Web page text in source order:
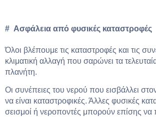
# Ασφάλεια από φυσικές καταστροφές
Όλοι βλέπουμε τις καταστροφές και τις
κλιματική αλλαγή που σαρώνει τα
πλανήτη.
Οι συνέπειες του νερού που εισβάλλει
να είναι καταστροφικές. Άλλες φυσικές
σεισμοί ή νεροποντές μπορούν επίσης